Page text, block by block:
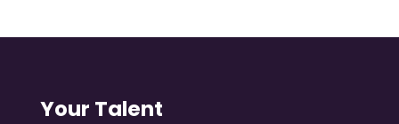
Your Talent